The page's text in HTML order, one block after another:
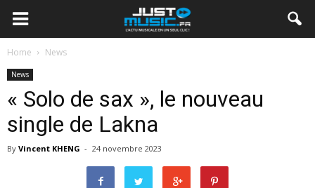
Home News
News
« Solo de sax », le nouveau
single de Lakna
By Vincent KHENG - 24 novembre 2023